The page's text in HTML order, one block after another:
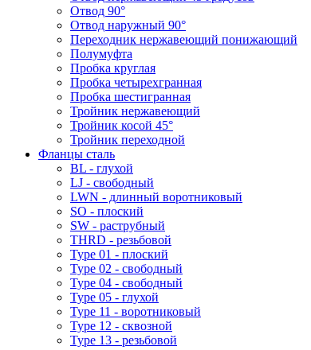
Отвод 90°
Отвод наружный 90°
Переходник нержавеющий понижающий
Полумуфта
Пробка круглая
Пробка четырехгранная
Пробка шестигранная
Тройник нержавеющий
Тройник косой 45°
Тройник переходной
Фланцы сталь
BL - глухой
LJ - свободный
LWN - длинный воротниковый
SO - плоский
SW - раструбный
THRD - резьбовой
Type 01 - плоский
Type 02 - свободный
Type 04 - свободный
Type 05 - глухой
Type 11 - воротниковый
Type 12 - сквозной
Type 13 - резьбовой